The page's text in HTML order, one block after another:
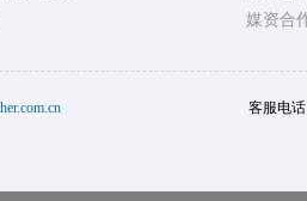
媒资合
客服电